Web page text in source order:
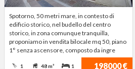
Spotorno, 50 metri mare, in contesto di
edificio storico, nel budello del centro
storico, in zona comunque tranquilla,
proponiamo in vendita bilocale mq 50, piano
1° senza ascensore, composto da ingre
198000 €
1 48 m² 1